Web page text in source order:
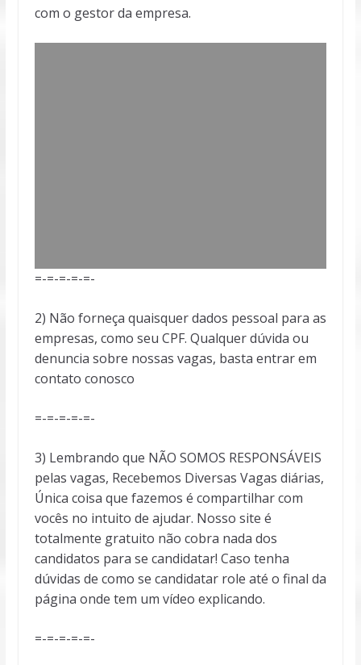
com o gestor da empresa.
=-=-=-=-=-
2) Não forneça quaisquer dados pessoal para as
empresas, como seu CPF. Qualquer dúvida ou
denuncia sobre nossas vagas, basta entrar em
contato conosco
=-=-=-=-=-
3) Lembrando que NÃO SOMOS RESPONSÁVEIS
pelas vagas, Recebemos Diversas Vagas diárias,
Única coisa que fazemos é compartilhar com
vocês no intuito de ajudar. Nosso site é
totalmente gratuito não cobra nada dos
candidatos para se candidatar! Caso tenha
dúvidas de como se candidatar role até o final da
página onde tem um vídeo explicando.
=-=-=-=-=-